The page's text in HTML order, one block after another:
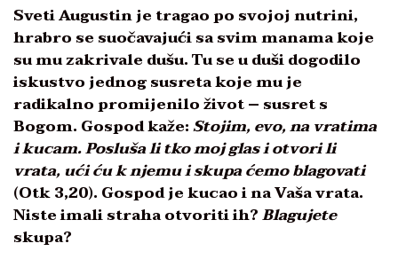
Sveti Augustin je tragao po svojoj nutrini,
hrabro se suočavajući sa svim manama koje
su mu zakrivale dušu. Tu se u duši dogodilo
iskustvo jednog susreta koje mu je
radikalno promijenilo život – susret s
Bogom. Gospod kaže:Stojim, evo, na vratima
i kucam. Posluša li tko moj glas i otvori li
vrata, ući ću k njemu i skupa ćemo blagovati
(Otk 3,20). Gospod je kucao i na Vaša vrata.
Niste imali straha otvoriti ih?Blagujete
skupa?